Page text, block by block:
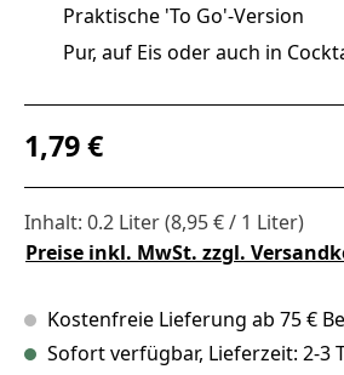
Praktische 'To Go'-Version
Pur, auf Eis oder auch in
Regulärer Preis:
1,79 €
Inhalt: 0.2 Liter(8,95 € / 1 Liter)
Preise inkl. MwSt. zzgl.
Kostenfreie Lieferung ab 75 €
Sofort verfügbar, Lieferzeit: 2-3